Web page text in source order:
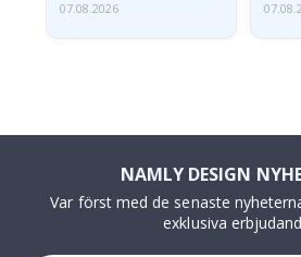
07.08.2026
NAMLY DESIGN
Var först med de senaste
exklusiva